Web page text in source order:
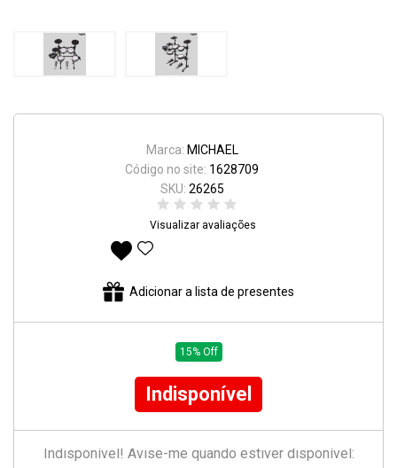
Marca: MICHAEL
Código no site: 1628709
SKU: 26265
Visualizar avaliações
Adicionar a lista de presentes
15% Off
Indisponível
Indisponível! Avise-me quando estiver disponível: